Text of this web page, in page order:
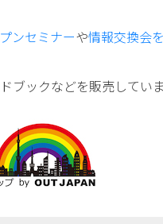
ンセミナーや情報交換会を
ックなどを販売していま